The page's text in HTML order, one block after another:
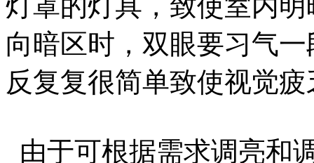
灯罩的灯具，致使室内
向暗区时，双眼要习气
反复复很简单致使视觉疲
由于可根据需求调亮和